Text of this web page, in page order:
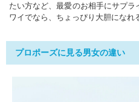
たい方など、最愛のお相手にサプ
ワイでなら、ちょっぴり大胆になれ
プロポーズに見る男女の違い